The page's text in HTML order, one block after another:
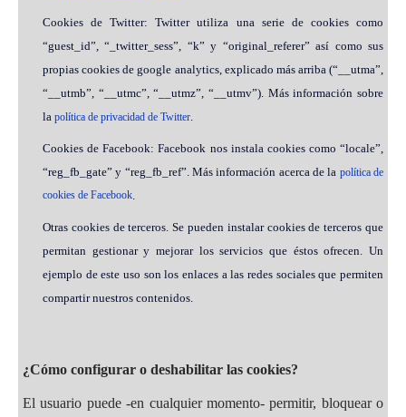
Cookies de Twitter: Twitter utiliza una serie de cookies como
“guest_id”, “_twitter_sess”, “k” y “original_referer” así como sus
propias cookies de google analytics, explicado más arriba (“__utma”,
“__utmb”, “__utmc”, “__utmz”, “__utmv”). Más información sobre
la política de privacidad de Twitter.
Cookies de Facebook: Facebook nos instala cookies como “locale”,
“reg_fb_gate” y “reg_fb_ref”. Más información acerca de la política de
cookies de Facebook.
Otras cookies de terceros. Se pueden instalar cookies de terceros que
permitan gestionar y mejorar los servicios que éstos ofrecen. Un
ejemplo de este uso son los enlaces a las redes sociales que permiten
compartir nuestros contenidos.
¿Cómo configurar o deshabilitar las cookies?
El usuario puede -en cualquier momento- permitir, bloquear o